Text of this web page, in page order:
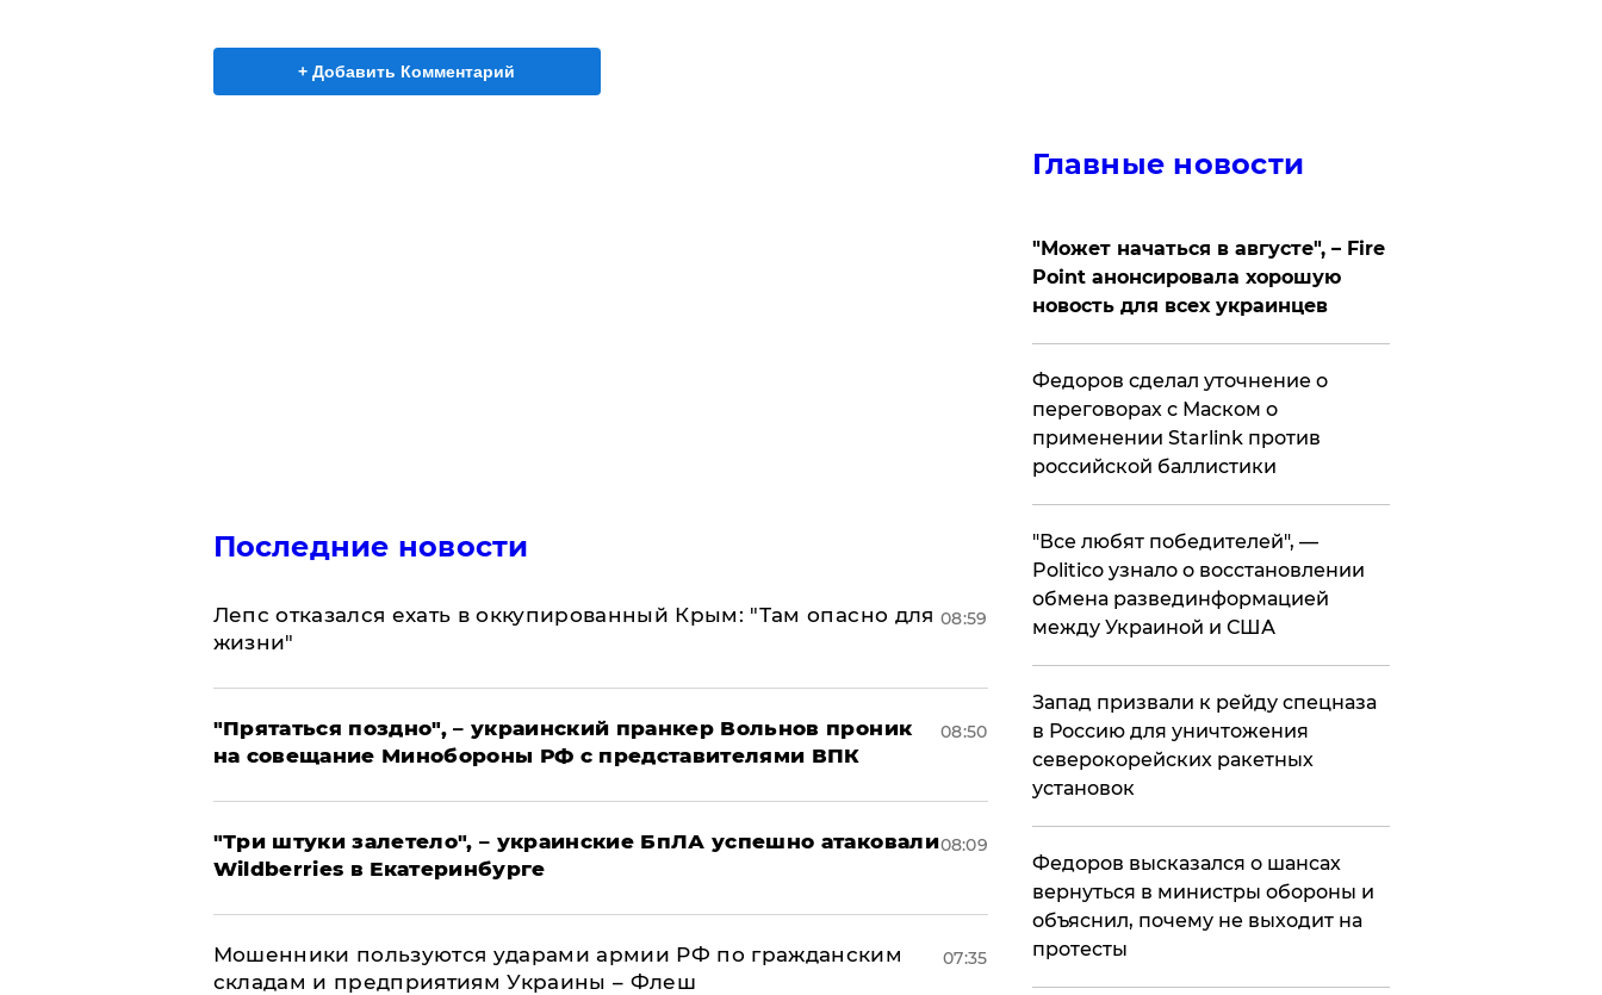
+ Добавить Комментарий
Последние новости
Лепс отказался ехать в оккупированный Крым: "Там опасно для
жизни"
08:59
"Прятаться поздно", – украинский пранкер Вольнов проник
на совещание Минобороны РФ с представителями ВПК
08:50
"Три штуки залетело", – украинские БпЛА успешно атаковали
Wildberries в Екатеринбурге
08:09
Мошенники пользуются ударами армии РФ по гражданским
складам и предприятиям Украины – Флеш
07:35
Главные новости
"Может начаться в августе", – Fire
Point анонсировала хорошую
новость для всех украинцев
Федоров сделал уточнение о
переговорах с Маском о
применении Starlink против
российской баллистики
​"Все любят победителей", —
Politico узнало о восстановлении
обмена развединформацией
между Украиной и США
Запад призвали к рейду спецназа
в Россию для уничтожения
северокорейских ракетных
установок
Федоров высказался о шансах
вернуться в министры обороны и
объяснил, почему не выходит на
протесты